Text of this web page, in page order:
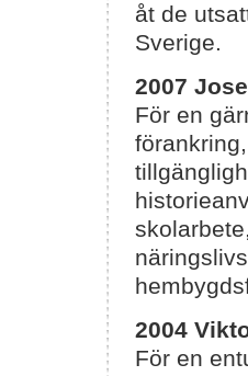
åt de
Sverige.
2007
För en
2004
För en